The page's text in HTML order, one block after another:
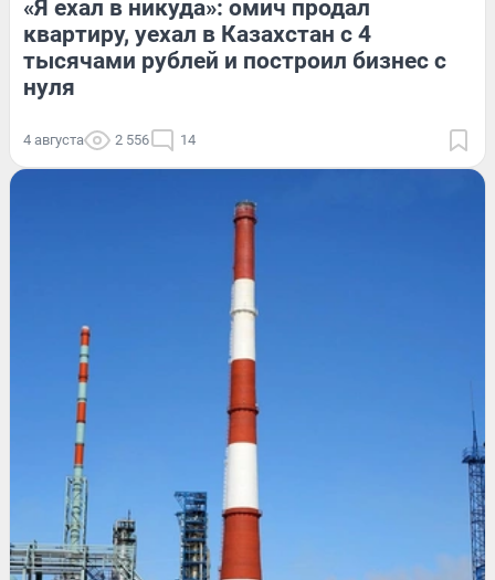
«Я ехал в никуда»: омич продал
квартиру, уехал в Казахстан с 4
тысячами рублей и построил бизнес с
нуля
4 августа 2 556 14